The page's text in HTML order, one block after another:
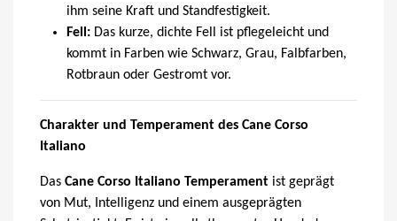
ihm seine Kraft und Standfestigkeit.
Fell: Das kurze, dichte Fell ist pflegeleicht und
kommt in Farben wie Schwarz, Grau, Falbfarben,
Rotbraun oder Gestromt vor.
Charakter und Temperament des Cane Corso
Italiano
Das Cane Corso Italiano Temperament ist geprägt
von Mut, Intelligenz und einem ausgeprägten